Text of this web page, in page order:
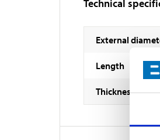
Technical
External
Length
Thickness